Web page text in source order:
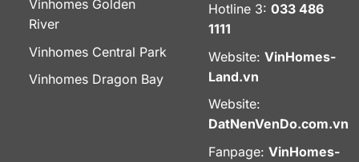
Vinhomes Golden
River
Vinhomes Central Park
Vinhomes Dragon Bay
Hotline 3: 033 486
1111
Website: VinHomes-
Land.vn
Website:
DatNenVenDo.com.vn
Fanpage: VinHomes-